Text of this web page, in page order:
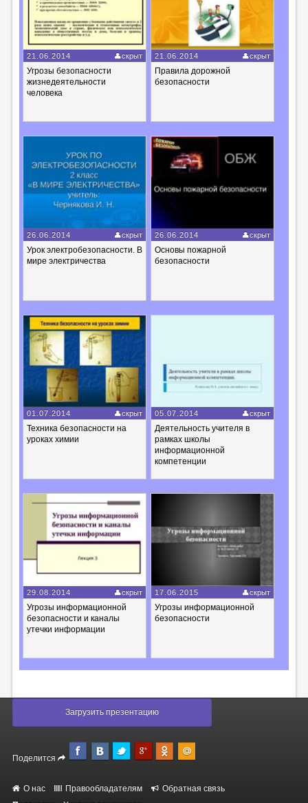
21.06.2014 скрыт
Угрозы безопасности
жизнедеятельности
человека
21.06.2014 скрыт
Правила дорожной
безопасности
26.06.2014 скрыт
Урок электробезопасности. В
мире электричества
26.06.2014 скрыт
Основы пожарной
безопасности
01.07.2014 скрыт
Техника безопасности на
уроках химии
05.07.2014 скрыт
Деятельность учителя в
рамках школы
информационной
компетенции
29.08.2014 скрыт
Угрозы информационной
безопасности и каналы
утечки информации
17.06.2015 скрыт
Угрозы информационной
безопасности
Загрузить презентацию
Поделится
О нас Правообладателям
Обратная связь